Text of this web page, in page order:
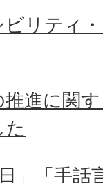
リティ
進に関
」「手話